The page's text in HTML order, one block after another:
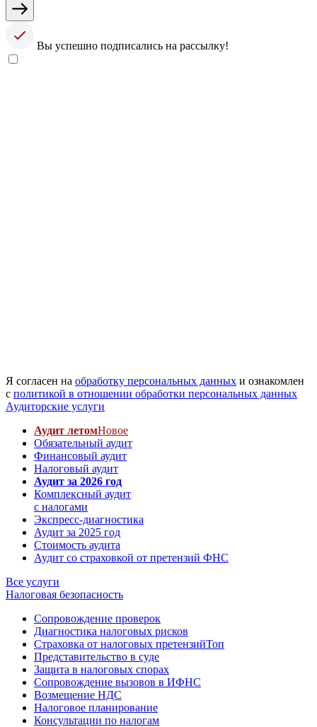
Вы успешно подписались на рассылку!
Я согласен на обработку персональных данных и ознакомлен
с политикой в отношении обработки персональных данных
Аудиторские услуги
Аудит летомНовое
Обязательный аудит
Финансовый аудит
Налоговый аудит
Аудит за 2026 год
Комплексный аудит
с налогами
Экспресс-диагностика
Аудит за 2025 год
Стоимость аудита
Аудит со страховкой от претензий ФНС
Все услуги
Налоговая безопасность
Сопровождение проверок
Диагностика налоговых рисков
Страховка от налоговых претензийТоп
Представительство в суде
Защита в налоговых спорах
Сопровождение вызовов в ИФНС
Возмещение НДС
Налоговое планирование
Консультации по налогам